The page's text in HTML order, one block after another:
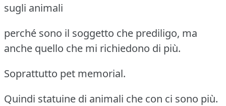
sugli animali
perché sono il soggetto che prediligo, ma
anche quello che mi richiedono di più.
Soprattutto pet memorial.
Quindi statuine di animali che con ci sono più.